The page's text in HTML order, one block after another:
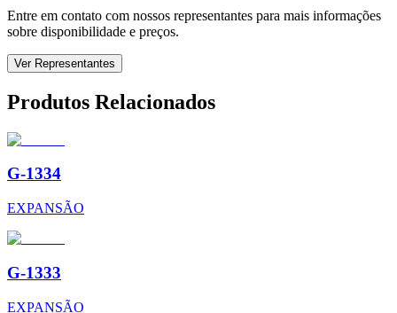
Entre em contato com nossos representantes para mais informações
sobre disponibilidade e preços.
Ver Representantes
Produtos Relacionados
G-1334
EXPANSÃO
G-1333
EXPANSÃO